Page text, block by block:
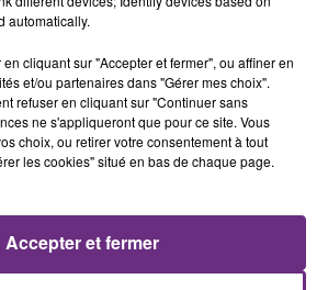
de Montgueux (Aube). Du
LES CONDITIONS DE...
de début des vendange 2026
automatically.
cliquant sur "Accepter et fermer", ou affiner en
et/ou partenaires dans "Gérer mes choix".
refuser en cliquant sur "Continuer sans
ne s'appliqueront que pour ce site. Vous
choix, ou retirer votre consentement à tout
les cookies" situé en bas de chaque page.
Accepter et fermer